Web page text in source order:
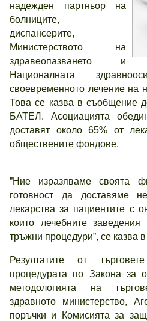
надежден партньор на
болниците,
диспансерите,
Министерството на
здравеопазването и
Националната
своевременното лечение на
Това се казва в съобщение
БАТЕЛ. Асоциацията
доставят около 65% от
обществените фондове.
”Ние изразяваме своята
готовност да доставяме
лекарства за пациентите с
които лечебните
тръжни процедури”, се казва
Резултатите от
процедурата по Закона за
методологията на
здравното министерство,
поръчки и Комисията за